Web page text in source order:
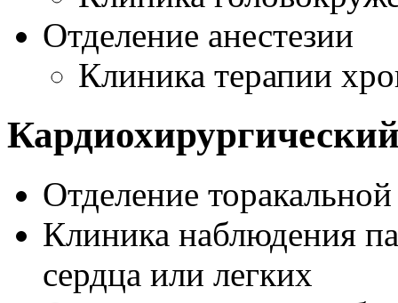
Отделение анестезии
Клиника терапии
Отделение
Клиника наблюдения
сердца или легких